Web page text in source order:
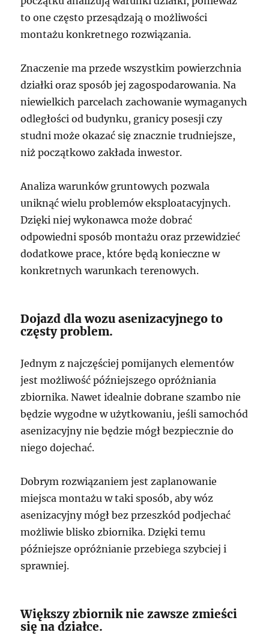
to one często przesądzają o możliwości
montażu konkretnego rozwiązania.
Znaczenie ma przede wszystkim powierzchnia
działki oraz sposób jej zagospodarowania. Na
niewielkich parcelach zachowanie wymaganych
odległości od budynku, granicy posesji czy
studni może okazać się znacznie trudniejsze,
niż początkowo zakłada inwestor.
Analiza warunków gruntowych pozwala
uniknąć wielu problemów eksploatacyjnych.
Dzięki niej wykonawca może dobrać
odpowiedni sposób montażu oraz przewidzieć
dodatkowe prace, które będą konieczne w
konkretnych warunkach terenowych.
Dojazd dla wozu asenizacyjnego to
częsty problem.
Jednym z najczęściej pomijanych elementów
jest możliwość późniejszego opróżniania
zbiornika. Nawet idealnie dobrane szambo nie
będzie wygodne w użytkowaniu, jeśli samochód
asenizacyjny nie będzie mógł bezpiecznie do
niego dojechać.
Dobrym rozwiązaniem jest zaplanowanie
miejsca montażu w taki sposób, aby wóz
asenizacyjny mógł bez przeszkód podjechać
możliwie blisko zbiornika. Dzięki temu
późniejsze opróżnianie przebiega szybciej i
sprawniej.
Większy zbiornik nie zawsze zmieści
się na działce.